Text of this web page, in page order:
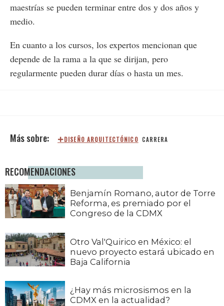
maestrías se pueden terminar entre dos y dos años y
medio.
En cuanto a los cursos, los expertos mencionan que
depende de la rama a la que se dirijan, pero
regularmente pueden durar días o hasta un mes.
DISEÑO ARQUITECTÓNICO CARRERA
RECOMENDACIONES
Benjamín Romano, autor de Torre
Reforma, es premiado por el
Congreso de la CDMX
Otro Val'Quirico en México: el
nuevo proyecto estará ubicado en
Baja California
¿Hay más microsismos en la
CDMX en la actualidad?